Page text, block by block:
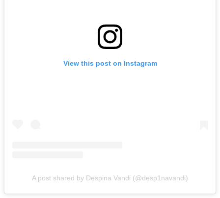
View this post on Instagram
A post shared by Despina Vandi (@desp1navandi)